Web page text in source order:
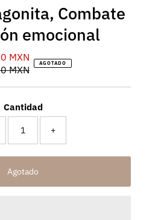
Combate
emocional
Precio
de
MXN
Precio
MXN
AGOTADO
Cantidad
+